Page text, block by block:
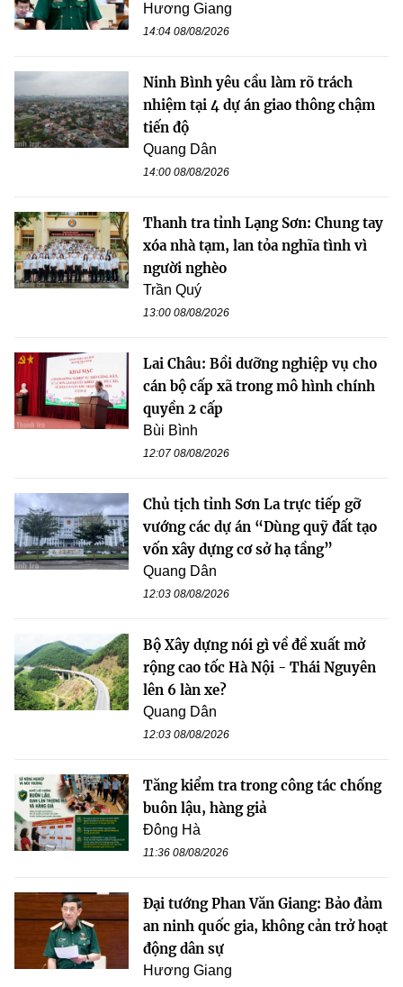
Hương Giang
14:04 08/08/2026
Ninh Bình yêu cầu làm rõ trách
nhiệm tại 4 dự án giao thông chậm
tiến độ
Quang Dân
14:00 08/08/2026
Thanh tra tỉnh Lạng Sơn: Chung tay
xóa nhà tạm, lan tỏa nghĩa tình vì
người nghèo
Trần Quý
13:00 08/08/2026
Lai Châu: Bồi dưỡng nghiệp vụ cho
cán bộ cấp xã trong mô hình chính
quyền 2 cấp
Bùi Bình
12:07 08/08/2026
Chủ tịch tỉnh Sơn La trực tiếp gỡ
vướng các dự án “Dùng quỹ đất tạo
vốn xây dựng cơ sở hạ tầng”
Quang Dân
12:03 08/08/2026
Bộ Xây dựng nói gì về đề xuất mở
rộng cao tốc Hà Nội - Thái Nguyên
lên 6 làn xe?
Quang Dân
12:03 08/08/2026
Tăng kiểm tra trong công tác chống
buôn lậu, hàng giả
Đông Hà
11:36 08/08/2026
Đại tướng Phan Văn Giang: Bảo đảm
an ninh quốc gia, không cản trở hoạt
động dân sự
Hương Giang